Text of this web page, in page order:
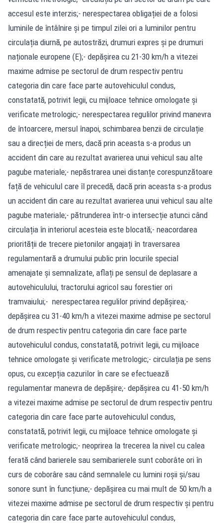
accesul este interzis;- nerespectarea obligației de a folosi
luminile de întâlnire și pe timpul zilei ori a luminilor pentru
circulația diurnă, pe autostrăzi, drumuri expres și pe drumuri
naționale europene (E);- depășirea cu 21-30 km/h a vitezei
maxime admise pe sectorul de drum respectiv pentru
categoria din care face parte autovehiculul condus,
constatată, potrivit legii, cu mijloace tehnice omologate și
verificate metrologic;- nerespectarea regulilor privind manevra
de întoarcere, mersul înapoi, schimbarea benzii de circulație
sau a direcției de mers, dacă prin aceasta s-a produs un
accident din care au rezultat avarierea unui vehicul sau alte
pagube materiale;- nepăstrarea unei distanțe corespunzătoare
față de vehiculul care îl precedă, dacă prin aceasta s-a produs
un accident din care au rezultat avarierea unui vehicul sau alte
pagube materiale;- pătrunderea într-o intersecție atunci când
circulația în interiorul acesteia este blocată;- neacordarea
priorității de trecere pietonilor angajați în traversarea
regulamentară a drumului public prin locurile special
amenajate și semnalizate, aflați pe sensul de deplasare a
autovehiculului, tractorului agricol sau forestier ori
tramvaiului;- nerespectarea regulilor privind depășirea;-
depășirea cu 31-40 km/h a vitezei maxime admise pe sectorul
de drum respectiv pentru categoria din care face parte
autovehiculul condus, constatată, potrivit legii, cu mijloace
tehnice omologate și verificate metrologic;- circulația pe sens
opus, cu excepția cazurilor în care se efectuează
regulamentar manevra de depășire;- depășirea cu 41-50 km/h
a vitezei maxime admise pe sectorul de drum respectiv pentru
categoria din care face parte autovehiculul condus,
constatată, potrivit legii, cu mijloace tehnice omologate și
verificate metrologic;- neoprirea la trecerea la nivel cu calea
ferată când barierele sau semibarierele sunt coborâte ori în
curs de coborâre sau când semnalele cu lumini roșii și/sau
sonore sunt în funcțiune;- depășirea cu mai mult de 50 km/h a
vitezei maxime admise pe sectorul de drum respectiv și pentru
categoria din care face parte autovehiculul condus,